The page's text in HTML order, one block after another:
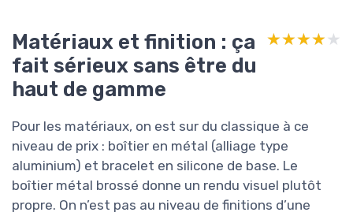
Matériaux et finition : ça
fait sérieux sans être du
haut de gamme
★★★★★
★★★★★
Pour les matériaux, on est sur du classique à ce
niveau de prix : boîtier en métal (alliage type
aluminium) et bracelet en silicone de base. Le
boîtier métal brossé donne un rendu visuel plutôt
propre. On n’est pas au niveau de finitions d’une